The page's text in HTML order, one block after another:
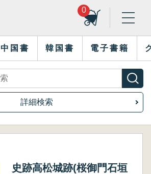
0
中国書 韓国書 電子書籍
詳細検索
史跡高松城跡(桜御門石垣